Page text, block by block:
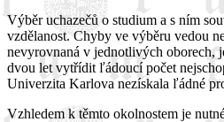
Výběr uchazečů o studium a s ním
vzdělanost. Chyby ve výběru vedou
nevyrovnaná v jednotlivých oborech,
dvou let vytřídit ľádoucí počet
Univerzita Karlova nezískala ľádné
Vzhledem k těmto okolnostem je